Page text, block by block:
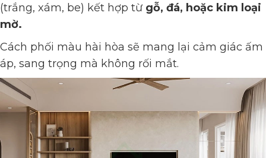
(trắng, xám, be) kết hợp từ gỗ, đá, hoặc kim loại
mờ.
Cách phối màu hài hòa sẽ mang lại cảm giác ấm
áp, sang trọng mà không rối mắt.